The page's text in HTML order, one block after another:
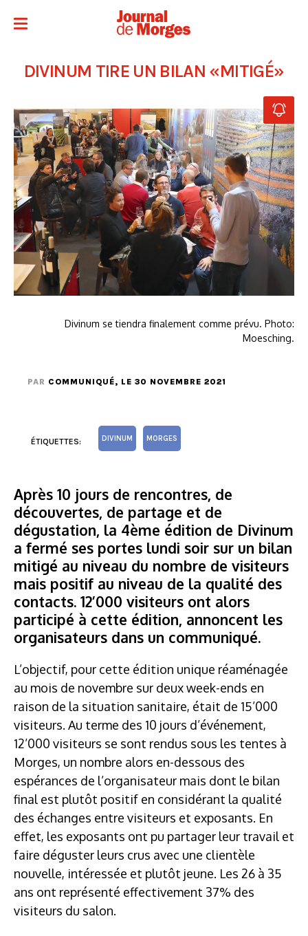
DIVINUM TIRE UN BILAN «MITIGÉ»
Divinum se tiendra finalement comme prévu. Photo:
Moesching.
PAR COMMUNIQUÉ, LE 30 NOVEMBRE 2021
ÉTIQUETTES: DIVINUM MORGES
Après 10 jours de rencontres, de
découvertes, de partage et de
dégustation, la 4ème édition de Divinum
a fermé ses portes lundi soir sur un bilan
mitigé au niveau du nombre de visiteurs
mais positif au niveau de la qualité des
contacts. 12’000 visiteurs ont alors
participé à cette édition, annoncent les
organisateurs dans un communiqué.
L’objectif, pour cette édition unique réaménagée
au mois de novembre sur deux week-ends en
raison de la situation sanitaire, était de 15’000
visiteurs. Au terme des 10 jours d’événement,
12’000 visiteurs se sont rendus sous les tentes à
Morges, un nombre alors en-dessous des
espérances de l’organisateur mais dont le bilan
final est plutôt positif en considérant la qualité
des échanges entre visiteurs et exposants. En
effet, les exposants ont pu partager leur travail et
faire déguster leurs crus avec une clientèle
nouvelle, intéressée et plutôt jeune. Les 26 à 35
ans ont représenté effectivement 37% des
visiteurs du salon.